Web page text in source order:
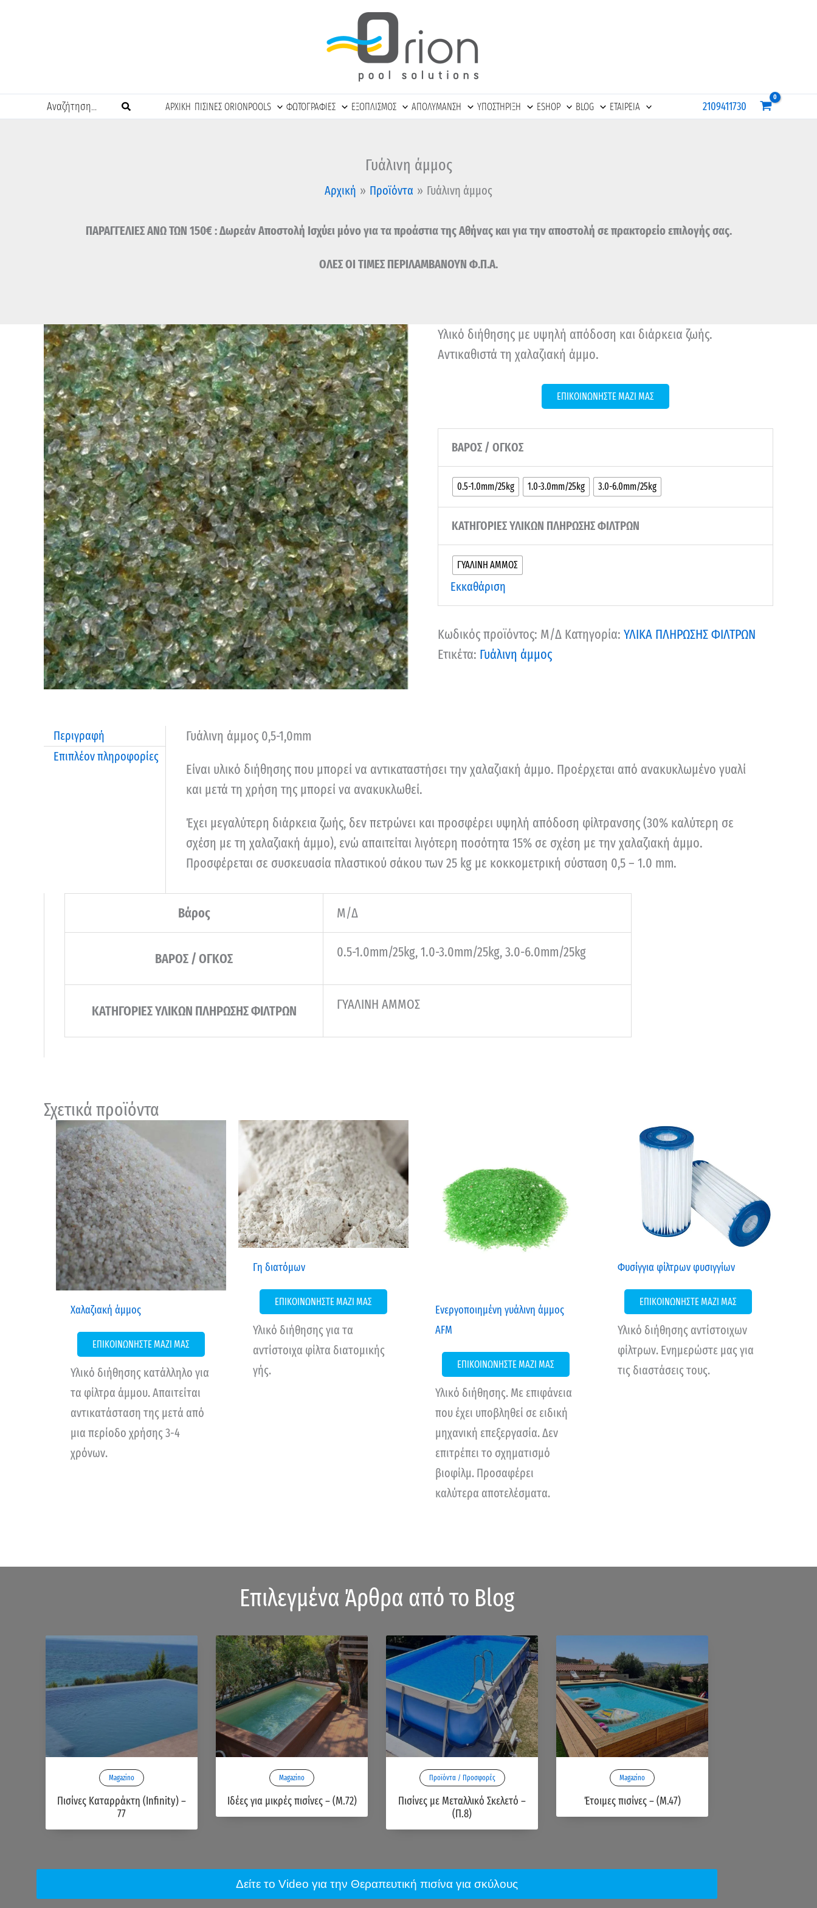
Search
for:
ΑΡΧΙΚΗ ΠΙΣΙΝΕΣ ORIONPOOLS ΦΩΤΟΓΡΑΦΙΕΣ ΕΞΟΠΛΙΣΜΟΣ ΑΠΟΛΥΜΑΝΣΗ ΥΠΟΣΤΗΡΙΞΗ ESHOP BLOG ΕΤΑΙΡΕΙΑ 2109411730
Γυάλινη άμμος
Αρχική Προϊόντα Γυάλινη άμμος
ΠΑΡΑΓΓΕΛΙΕΣ ΑΝΩ ΤΩΝ 150€ : Δωρεάν Αποστολή Ισχύει μόνο για τα προάστια της Αθήνας και για την αποστολή σε πρακτορείο επιλογής σας.
ΟΛΕΣ ΟΙ ΤΙΜΕΣ ΠΕΡΙΛΑΜΒΑΝΟΥΝ Φ.Π.Α.
Υλικό διήθησης με υψηλή απόδοση και διάρκεια ζωής.
Αντικαθιστά τη χαλαζιακή άμμο.
ΕΠΙΚΟΙΝΩΝΗΣΤΕ ΜΑΖΙ ΜΑΣ
ΒΑΡΟΣ / ΟΓΚΟΣ
0.5-1.0mm/25kg 1.0-3.0mm/25kg 3.0-6.0mm/25kg
ΚΑΤΗΓΟΡΙΕΣ ΥΛΙΚΩΝ ΠΛΗΡΩΣΗΣ ΦΙΛΤΡΩΝ
ΓΥΑΛΙΝΗ ΑΜΜΟΣ
Εκκαθάριση
Κωδικός προϊόντος: Μ/Δ Κατηγορία: ΥΛΙΚΑ ΠΛΗΡΩΣΗΣ ΦΙΛΤΡΩΝ
Ετικέτα: Γυάλινη άμμος
Περιγραφή
Επιπλέον πληροφορίες
Γυάλινη άμμος 0,5-1,0mm
Είναι υλικό διήθησης που μπορεί να αντικαταστήσει την χαλαζιακή άμμο. Προέρχεται από ανακυκλωμένο γυαλί
και μετά τη χρήση της μπορεί να ανακυκλωθεί.
Έχει μεγαλύτερη διάρκεια ζωής, δεν πετρώνει και προσφέρει υψηλή απόδοση φίλτρανσης (30% καλύτερη σε
σχέση με τη χαλαζιακή άμμο), ενώ απαιτείται λιγότερη ποσότητα 15% σε σχέση με την χαλαζιακή άμμο.
Προσφέρεται σε συσκευασία πλαστικού σάκου των 25 kg με κοκκομετρική σύσταση 0,5 – 1.0 mm.
Βάρος Μ/Δ
ΒΑΡΟΣ / ΟΓΚΟΣ 0.5-1.0mm/25kg, 1.0-3.0mm/25kg, 3.0-6.0mm/25kg
ΚΑΤΗΓΟΡΙΕΣ ΥΛΙΚΩΝ ΠΛΗΡΩΣΗΣ ΦΙΛΤΡΩΝ ΓΥΑΛΙΝΗ ΑΜΜΟΣ
Σχετικά προϊόντα
Χαλαζιακή άμμος
ΕΠΙΚΟΙΝΩΝΗΣΤΕ ΜΑΖΙ ΜΑΣ
Υλικό διήθησης κατάλληλο για
τα φίλτρα άμμου. Απαιτείται
αντικατάσταση της μετά από
μια περίοδο χρήσης 3-4
χρόνων.
Γη διατόμων
ΕΠΙΚΟΙΝΩΝΗΣΤΕ ΜΑΖΙ ΜΑΣ
Υλικό διήθησης για τα
αντίστοιχα φίλτα διατομικής
γής.
Ενεργοποιημένη γυάλινη άμμος
AFM
ΕΠΙΚΟΙΝΩΝΗΣΤΕ ΜΑΖΙ ΜΑΣ
Υλικό διήθησης. Με επιφάνεια
που έχει υποβληθεί σε ειδική
μηχανική επεξεργασία. Δεν
επιτρέπει το σχηματισμό
βιοφίλμ. Προσαφέρει
καλύτερα αποτελέσματα.
Φυσίγγια φίλτρων φυσιγγίων
ΕΠΙΚΟΙΝΩΝΗΣΤΕ ΜΑΖΙ ΜΑΣ
Υλικό διήθησης αντίστοιχων
φίλτρων. Ενημερώστε μας για
τις διαστάσεις τους.
Επιλεγμένα Άρθρα από το Blog
Magazino
Πισίνες Καταρράκτη (Infinity) –
77
Magazino
Ιδέες για μικρές πισίνες – (Μ.72)
Προϊόντα / Προσφορές
Πισίνες με Μεταλλικό Σκελετό –
(Π.8)
Magazino
Έτοιμες πισίνες – (M.47)
Δείτε το Video για την Θεραπευτική πισίνα για σκύλους